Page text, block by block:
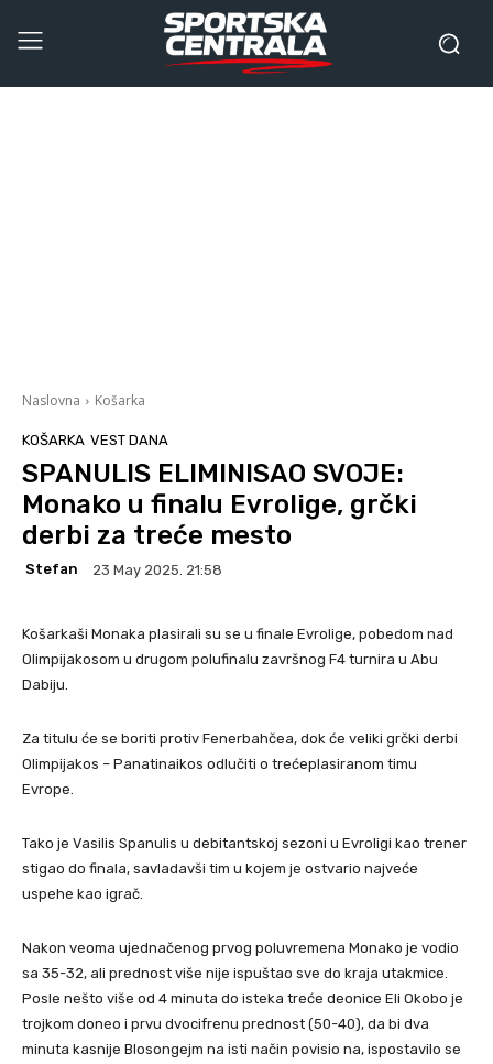
Naslovna Košarka
KOŠARKA VEST DANA
SPANULIS ELIMINISAO SVOJE:
Monako u finalu Evrolige, grčki
derbi za treće mesto
Stefan 23 May 2025. 21:58
Košarkaši Monaka plasirali su se u finale Evrolige, pobedom nad
Olimpijakosom u drugom polufinalu završnog F4 turnira u Abu
Dabiju.
Za titulu će se boriti protiv Fenerbahčea, dok će veliki grčki derbi
Olimpijakos – Panatinaikos odlučiti o trećeplasiranom timu
Evrope.
Tako je Vasilis Spanulis u debitantskoj sezoni u Evroligi kao trener
stigao do finala, savladavši tim u kojem je ostvario najveće
uspehe kao igrač.
Nakon veoma ujednačenog prvog poluvremena Monako je vodio
sa 35-32, ali prednost više nije ispuštao sve do kraja utakmice.
Posle nešto više od 4 minuta do isteka treće deonice Eli Okobo je
trojkom doneo i prvu dvocifrenu prednost (50-40), da bi dva
minuta kasnije Blosongejm na isti način povisio na, ispostavilo se